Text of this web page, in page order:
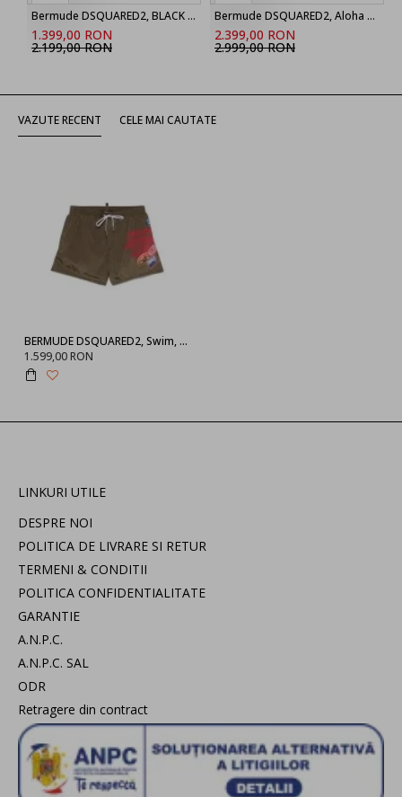
Bermude DSQUARED2, BLACK ‘Marine’ denim shorts
1.399,00 RON
2.199,00 RON
Bermude DSQUARED2, Aloha Souvenir Boxer Shorts
2.399,00 RON
2.999,00 RON
VAZUTE RECENT CELE MAI CAUTATE
BERMUDE DSQUARED2, Swim, Stickers, Logo Print, Kaki
1.599,00 RON
LINKURI UTILE
DESPRE NOI
POLITICA DE LIVRARE SI RETUR
TERMENI & CONDITII
POLITICA CONFIDENTIALITATE
GARANTIE
A.N.P.C.
A.N.P.C. SAL
ODR
Retragere din contract